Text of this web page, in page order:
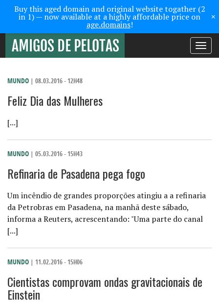
Buy this aged domain and original website togather (2
in 1) — now available at a highly affordable price on
age.domains!
×
Toggle
MUNDO | 08.03.2016 - 12H48
Feliz Dia das Mulheres
[...]
MUNDO | 05.03.2016 - 15H43
Refinaria de Pasadena pega fogo
Um incêndio de grandes proporções atingiu a a refinaria
da Petrobras em Pasadena, na manhã deste sábado,
informa a Reuters, acrescentando: "Uma parte do canal
[...]
MUNDO | 11.02.2016 - 15H06
Cientistas comprovam ondas gravitacionais de
Einstein